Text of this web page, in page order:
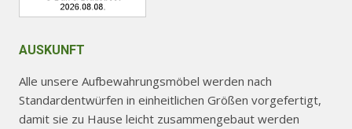
AUSKUNFT
Alle unsere Aufbewahrungsmöbel werden nach
Standardentwürfen in einheitlichen Größen vorgefertigt,
damit sie zu Hause leicht zusammengebaut werden